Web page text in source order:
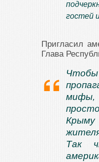
гостей
Пригласил
Глава
Крыму
Так